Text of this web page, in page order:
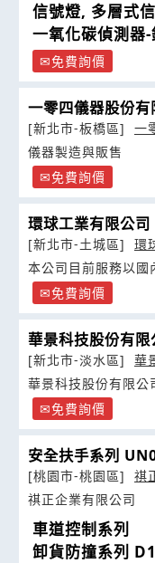
信號燈, 多層式
一氧化碳偵測器
免費詢價
一零四儀器股份有
[新北市-板橋區]
一
儀器製造與販售
免費詢價
環球工業有限公司
[新北市-土城區]
環
本公司目前服務以國
免費詢價
華景科技股份有限
[新北市-淡水區]
華
華景科技股份有限公
免費詢價
安全扶手系列
[桃園市-桃園區]
祺
祺正企業有限公司
車道控制系列
卸貨防撞系列